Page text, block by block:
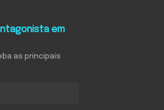
em
as principais